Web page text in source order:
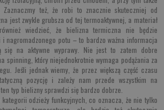
Zaznaczmy też, że robi to znacznie skuteczniej od
jest zwykle grubsza od tej termoaktywnej, a materiał
wiedzieć, że bielizna termiczna nie będzie
i nagromadzonego potu – to bardzo ważna informacja
się na aktywne wyprawy. Nie jest to zatem dobre
spinning, który niejednokrotnie wymaga podążania za
Jeśli jednak wiemy, że przez większą część czasu
pozycję i zależy nam przede wszystkim na
typ bielizny sprawdzi się bardzo dobrze.
odzieży funkcyjnych, co oznacza, że nie tylko